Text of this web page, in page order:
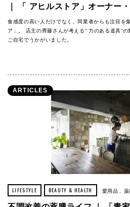
｜ 「 アヒルストア」オーナー
食感度の高い人だけでなく、同業者からも注目を
ア」。 店主の齊藤さんが考える“ 力のある道具”
ご自宅でうかがいました。
ARTICLES
LIFESTYLE BEAUTY & HEALTH 愛用品 薬